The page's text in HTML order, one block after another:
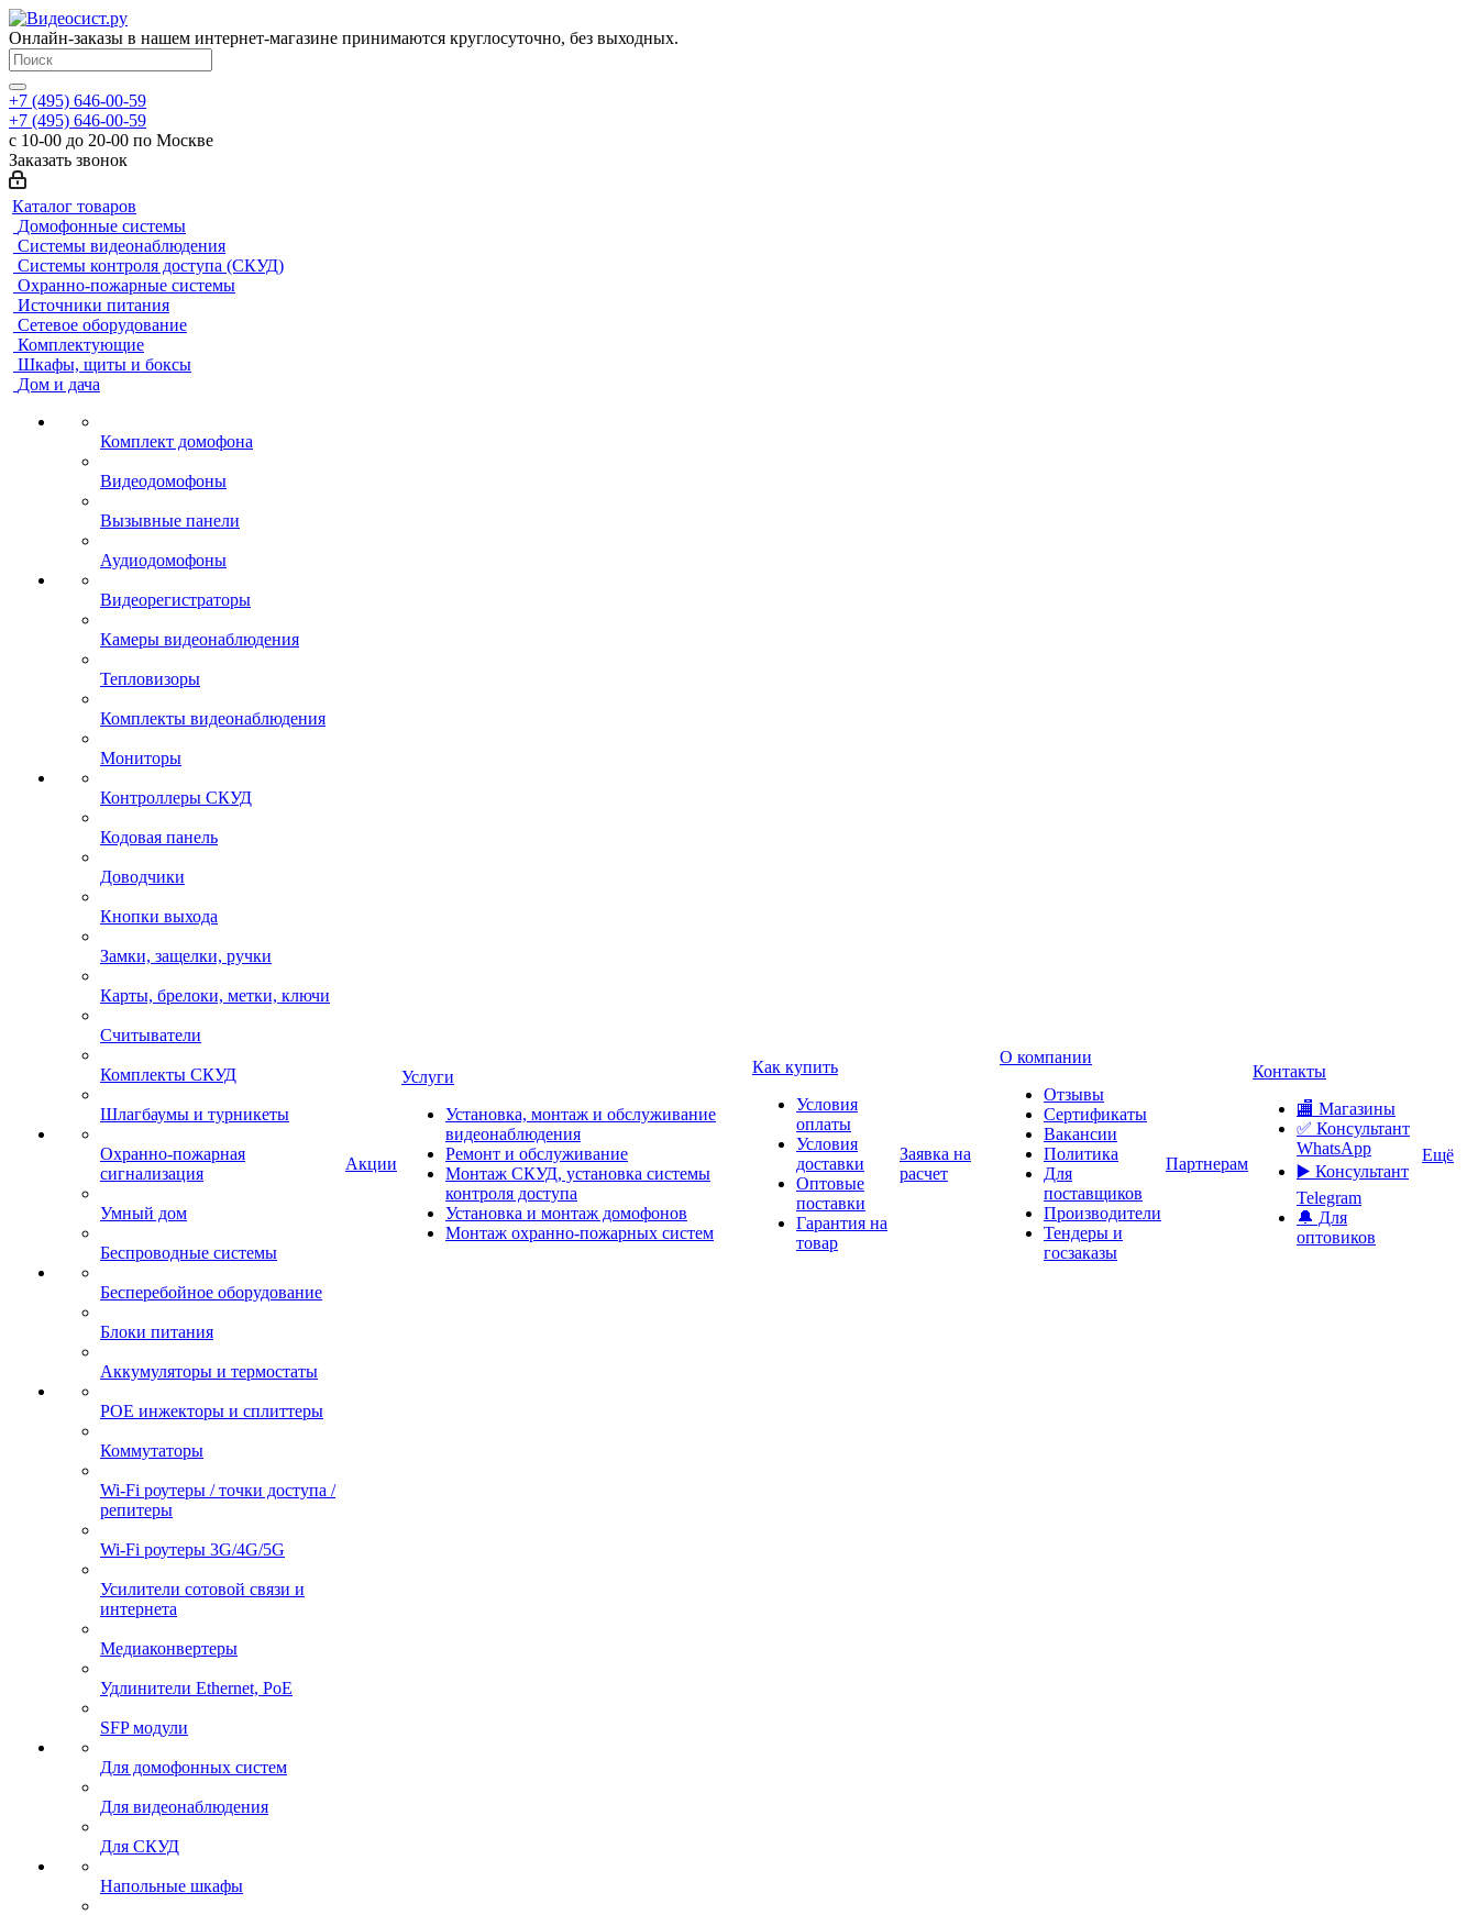
Онлайн-заказы в нашем интернет-магазине принимаются круглосуточно, без выходных.
+7 (495) 646-00-59
+7 (495) 646-00-59
с 10-00 до 20-00 по Москве
Заказать звонок
Каталог товаров
Домофонные системы
Системы видеонаблюдения
Системы контроля доступа (СКУД)
Охранно-пожарные системы
Источники питания
Сетевое оборудование
Комплектующие
Шкафы, щиты и боксы
Дом и дача
Комплект домофона
Видеодомофоны
Вызывные панели
Аудиодомофоны
Видеорегистраторы
Камеры видеонаблюдения
Тепловизоры
Комплекты видеонаблюдения
Мониторы
Контроллеры СКУД
Кодовая панель
Доводчики
Кнопки выхода
Замки, защелки, ручки
Карты, брелоки, метки, ключи
Считыватели
Комплекты СКУД
Шлагбаумы и турникеты
Охранно-пожарная
сигнализация
Умный дом
Беспроводные системы
Бесперебойное оборудование
Блоки питания
Аккумуляторы и термостаты
POE инжекторы и сплиттеры
Коммутаторы
Wi-Fi роутеры / точки доступа /
репитеры
Wi-Fi роутеры 3G/4G/5G
Усилители сотовой связи и
интернета
Медиаконвертеры
Удлинители Ethernet, PoE
SFP модули
Для домофонных систем
Для видеонаблюдения
Для СКУД
Напольные шкафы
Акции
Услуги
Установка, монтаж и обслуживание
видеонаблюдения
Ремонт и обслуживание
Монтаж СКУД, установка системы
контроля доступа
Установка и монтаж домофонов
Монтаж охранно-пожарных систем
Как купить
Условия
оплаты
Условия
доставки
Оптовые
поставки
Гарантия на
товар
Заявка на
расчет
О компании
Отзывы
Сертификаты
Вакансии
Политика
Для
поставщиков
Производители
Тендеры и
госзаказы
Партнерам
Контакты
🏬 Магазины
✅️ Консультант
WhatsApp
▶️ Консультант
Telegram
🔔 Для
оптовиков
Ещё